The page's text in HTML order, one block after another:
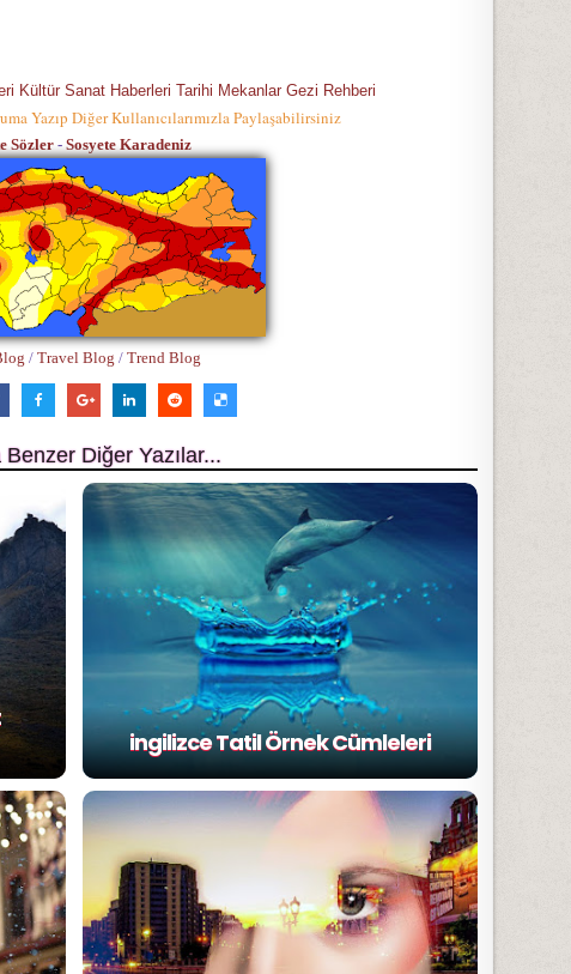
Kültür Sanat Haberleri Tarihi Mekanlar Gezi Rehberi
Yazıp Diğer Kullanıcılarımızla Paylaşabilirsiniz
Sözler- Sosyete Karadeniz
/ Travel Blog / Trend Blog
Diğer Yazılar...
ingilizce Tatil Örnek Cümleleri